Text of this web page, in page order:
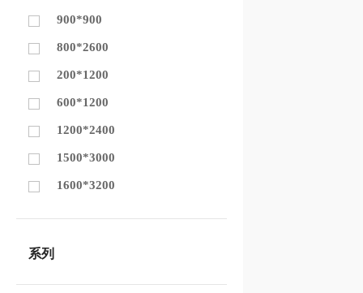
900*900
800*2600
200*1200
600*1200
1200*2400
1500*3000
1600*3200
系列